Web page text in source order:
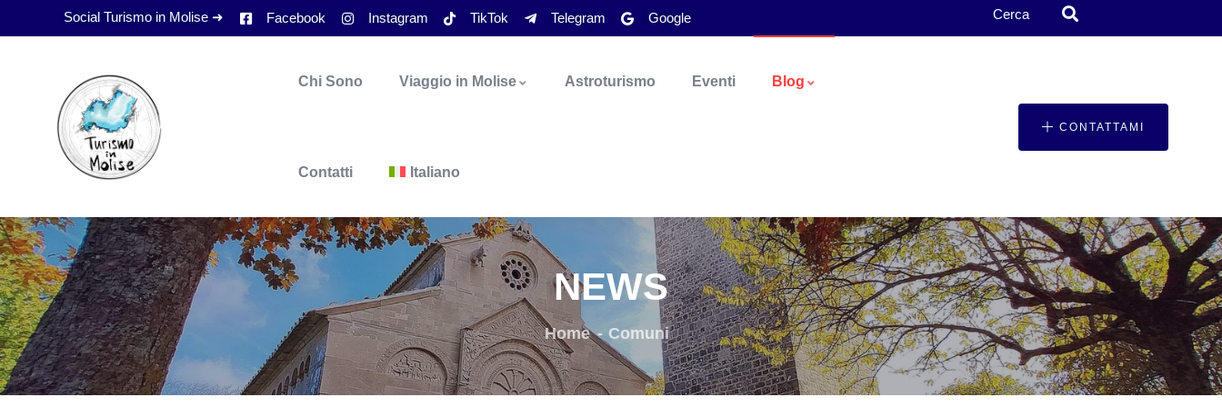
Social Turismo in Molise ➜ Facebook Instagram TikTok Telegram Google Cerca
Chi Sono Viaggio in Molise Astroturismo Eventi Blog
Contatti Italiano
CONTATTAMI
NEWS
Home Comuni